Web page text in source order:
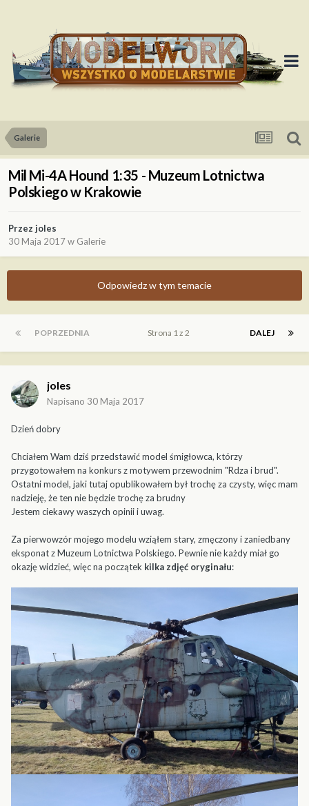
Galerie
Mil Mi-4A Hound 1:35 - Muzeum Lotnictwa
Polskiego w Krakowie
Przez joles
30 Maja 2017w Galerie
Odpowiedz w tym temacie
POPRZEDNIA DALEJ
Strona 1 z 2
joles
Napisano 30 Maja 2017
Dzień dobry
Chciałem Wam dziś przedstawić model śmigłowca, którzy
przygotowałem na konkurs z motywem przewodnim "Rdza i brud".
Ostatni model, jaki tutaj opublikowałem był trochę za czysty, więc mam
nadzieję, że ten nie będzie trochę za brudny
Jestem ciekawy waszych opinii i uwag.
Za pierwowzór mojego modelu wziąłem stary, zmęczony i zaniedbany
eksponat z Muzeum Lotnictwa Polskiego. Pewnie nie każdy miał go
okazję widzieć, więc na początek kilka zdjęć oryginału: